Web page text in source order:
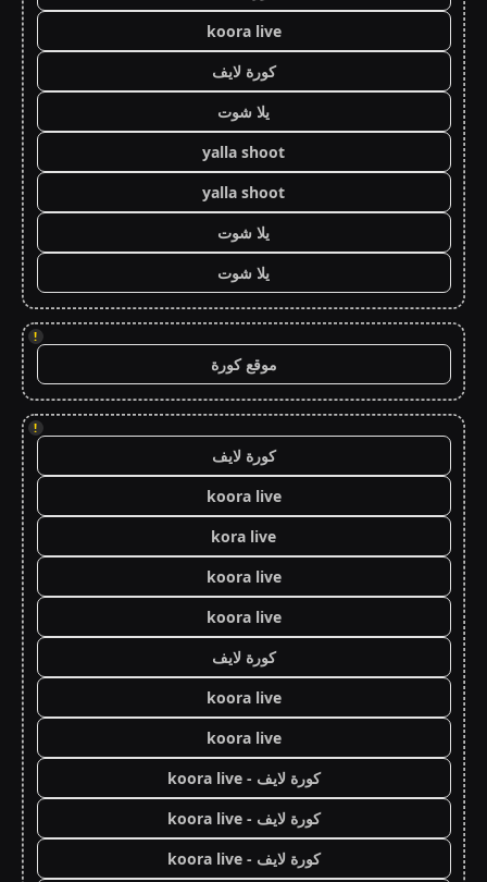
koora live
كورة لايف
يلا شوت
yalla shoot
yalla shoot
يلا شوت
يلا شوت
!
موقع كورة
!
كورة لايف
koora live
kora live
koora live
koora live
كورة لايف
koora live
koora live
كورة لايف - koora live
كورة لايف - koora live
كورة لايف - koora live